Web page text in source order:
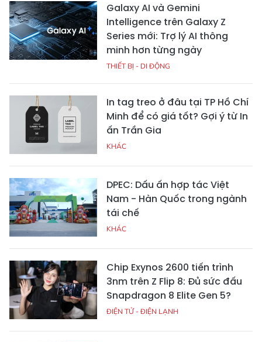
Galaxy AI và Gemini
Intelligence trên Galaxy Z
Series mới: Trợ lý AI thông
minh hơn từng ngày
THIẾT BỊ - DI ĐỘNG
In tag treo ở đâu tại TP Hồ Chí
Minh để có giá tốt? Gợi ý từ In
ấn Trần Gia
KHÁC
DPEC: Dấu ấn hợp tác Việt
Nam - Hàn Quốc trong ngành
tái chế
KHÁC
Chip Exynos 2600 tiến trình
3nm trên Z Flip 8: Đủ sức đấu
Snapdragon 8 Elite Gen 5?
ĐIỆN TỬ - ĐIỆN LẠNH